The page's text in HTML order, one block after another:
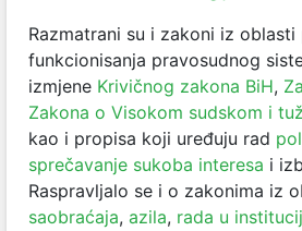
Razmatrani su i zakoni iz
funkcionisanja pravosudnog
izmjene Krivičnog zakona BiH,
Zakona o Visokom sudskom i
kao i propisa koji uređuju rad
sprečavanje sukoba interesa i
Raspravljalo se i o zakonima iz
saobraćaja, azila, rada u